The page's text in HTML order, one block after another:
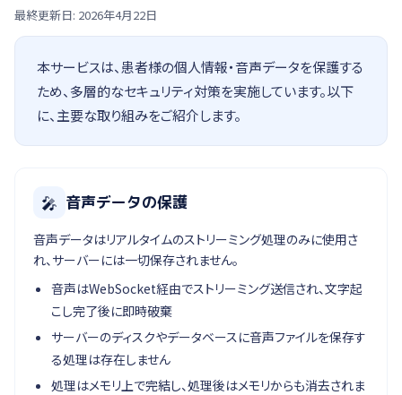
最終更新日: 2026年4月22日
本サービスは、患者様の個人情報・音声データを保護する
ため、多層的なセキュリティ対策を実施しています。以下
に、主要な取り組みをご紹介します。
🎤 音声データの保護
音声データはリアルタイムのストリーミング処理のみに使用さ
れ、サーバーには一切保存されません。
音声はWebSocket経由でストリーミング送信され、文字起
こし完了後に即時破棄
サーバーのディスクやデータベースに音声ファイルを保存す
る処理は存在しません
処理はメモリ上で完結し、処理後はメモリからも消去されま